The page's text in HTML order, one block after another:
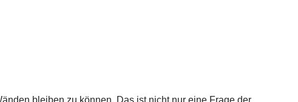
bleiben zu können. Das ist nicht nur eine Frage der